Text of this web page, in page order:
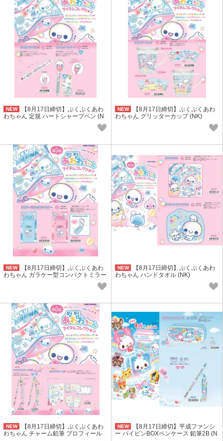
NEW
【8月17日締切】ぷくぷくあわ
わちゃん 定規 ハートシャープペン (N
NEW
【8月17日締切】ぷくぷくあわ
わちゃん グリッターカップ (NK)
NEW
【8月17日締切】ぷくぷくあわ
わちゃん ガラケー型コンパクトミラー
NEW
【8月17日締切】ぷくぷくあわ
わちゃん ハンドタオル (NK)
NEW
【8月17日締切】ぷくぷくあわ
わちゃん チャーム鉛筆 プロフィール
NEW
【8月17日締切】平成ファンシ
ー パイピンBOXペンケース 鉛筆2B (N